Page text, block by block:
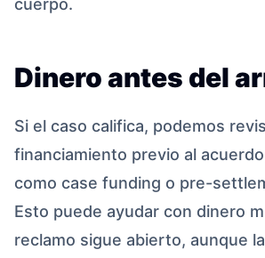
cuerpo.
Dinero antes del
Si el caso califica, podemos
financiamiento previo al
como case funding o pre-
Esto puede ayudar con dinero
reclamo sigue abierto, aunque